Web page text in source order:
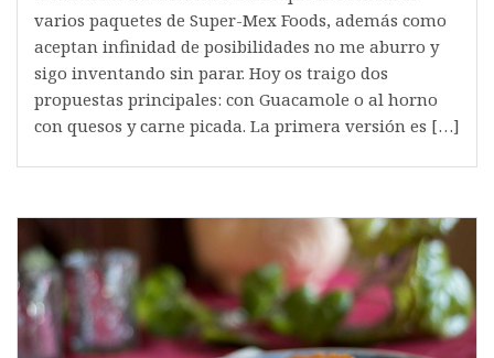
varios paquetes de Super-Mex Foods, además como
aceptan infinidad de posibilidades no me aburro y
sigo inventando sin parar. Hoy os traigo dos
propuestas principales: con Guacamole o al horno
con quesos y carne picada. La primera versión es […]